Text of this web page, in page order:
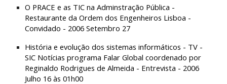
O PRACE e as TIC na Adminstração Pública -
Restaurante da Ordem dos Engenheiros Lisboa -
Convidado - 2006 Setembro 27
História e evolução dos sistemas informáticos - TV -
SIC Notícias programa Falar Global coordenado por
Reginaldo Rodrigues de Almeida - Entrevista - 2006
Julho 16 às 01h00